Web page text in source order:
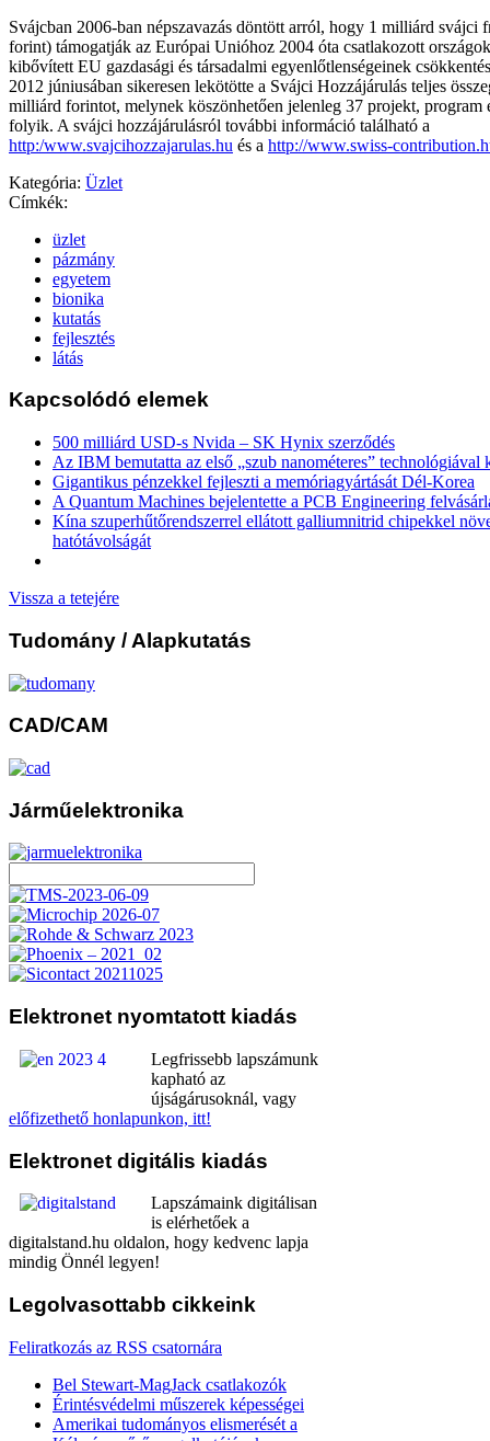
Svájcban 2006-ban népszavazás döntött arról, hogy 1 milliárd svájci
forint) támogatják az Európai Unióhoz 2004 óta csatlakozott
kibővített EU gazdasági és társadalmi egyenlőtlenségeinek
2012 júniusában sikeresen lekötötte a Svájci Hozzájárulás teljes
milliárd forintot, melynek köszönhetően jelenleg 37 projekt, program
folyik. A svájci hozzájárulásról további információ található a
http:/www.svajcihozzajarulas.hu és a http://www.swiss-
Kategória: Üzlet
Címkék:
üzlet
pázmány
egyetem
bionika
kutatás
fejlesztés
látás
Kapcsolódó elemek
500 milliárd USD-s Nvida – SK Hynix szerződés
Az IBM bemutatta az első „szub nanométeres” technológiával
Gigantikus pénzekkel fejleszti a memóriagyártását Dél-Korea
A Quantum Machines bejelentette a PCB Engineering
Kína szuperhűtőrendszerrel ellátott galliumnitrid chipekkel
hatótávolságát
Vissza a tetejére
Tudomány / Alapkutatás
CAD/CAM
Járműelektronika
Elektronet nyomtatott kiadás
Legfrissebb lapszámunk
kapható az
újságárusoknál, vagy
előfizethető honlapunkon, itt!
Elektronet digitális kiadás
Lapszámaink digitálisan
is elérhetőek a
digitalstand.hu oldalon, hogy kedvenc lapja
mindig Önnél legyen!
Legolvasottabb cikkeink
Feliratkozás az RSS csatornára
Bel Stewart-MagJack csatlakozók
Érintésvédelmi műszerek képességei
Amerikai tudományos elismerését a